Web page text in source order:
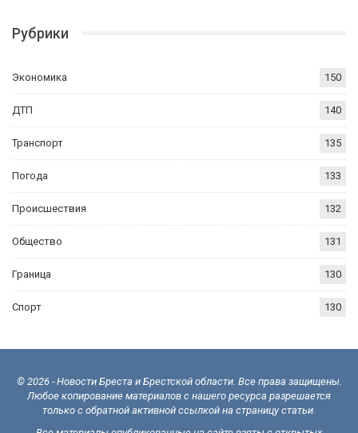
Рубрики
Экономика 150
ДТП 140
Транспорт 135
Погода 133
Происшествия 132
Общество 131
Граница 130
Спорт 130
© 2026 - Новости Бреста и Брестской области. Все права защищены.
Любое копирование материалов с нашего ресурса разрешается
только с обратной активной ссылкой на страницу статьи.